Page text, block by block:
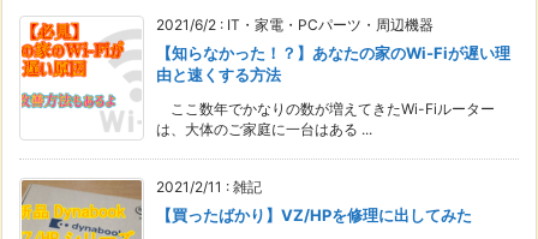
2021/6/2 : IT・家電・PCパーツ・周辺機器
【知らなかった！？】あなたの家のWi-Fiが遅い理
由と速くする方法
ここ数年でかなりの数が増えてきたWi-Fiルーター
は、大体のご家庭に一台はある ...
2021/2/11 : 雑記
【買ったばかり】VZ/HPを修理に出してみた